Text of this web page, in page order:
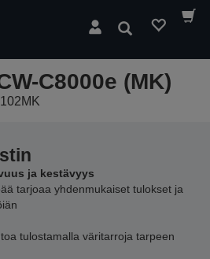
Hae
C8000e (MK)
ja kestävyys
tarjoaa yhdenmukaiset tulokset ja
tulostamalla väritarroja tarpeen